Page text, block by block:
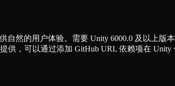
自然的用户体验。需要 Unity 6000.0 及以上版
供，可以通过添加 GitHub URL 依赖项在